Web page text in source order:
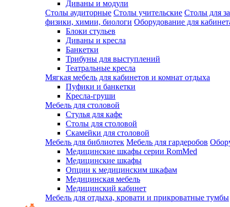
Диваны и модули
Столы аудиторные Столы учительские Столы для
физики, химии, биологи Оборудование для
Блоки стульев
Диваны и кресла
Банкетки
Трибуны для выступлений
Театральные кресла
Мягкая мебель для кабинетов и комнат отдыха
Пуфики и банкетки
Кресла-груши
Мебель для столовой
Cтулья для кафе
Cтолы для столовой
Скамейки для столовой
Мебель для библиотек Мебель для гардеробов
Медицинские шкафы серии RomMed
Медицинские шкафы
Опции к медицинским шкафам
Медицинская мебель
Медицинский кабинет
Мебель для отдыха, кровати и прикроватные тумбы